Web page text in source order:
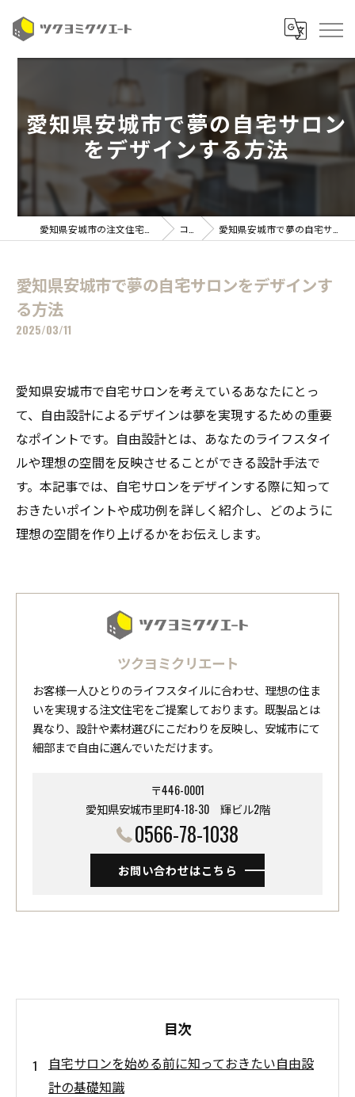
愛知県安城市で夢の自宅サロン
をデザインする方法
コラム 愛知県安城市で夢の自宅サロンをデザインする方法
愛知県安城市で夢の自宅サロンをデザインす
る方法
2025/03/11
愛知県安城市で自宅サロンを考えているあなたにとっ
て、自由設計によるデザインは夢を実現するための重要
なポイントです。自由設計とは、あなたのライフスタイ
ルや理想の空間を反映させることができる設計手法で
す。本記事では、自宅サロンをデザインする際に知って
おきたいポイントや成功例を詳しく紹介し、どのように
理想の空間を作り上げるかをお伝えします。
ツクヨミクリエート
お客様一人ひとりのライフスタイルに合わせ、理想の住ま
いを実現する注文住宅をご提案しております。既製品とは
異なり、設計や素材選びにこだわりを反映し、安城市にて
細部まで自由に選んでいただけます。
〒446-0001
愛知県安城市里町4-18-30 ​​​​​​​輝ビル2階
0566-78-1038
お問い合わせはこちら
目次
自宅サロンを始める前に知っておきたい自由設
計の基礎知識